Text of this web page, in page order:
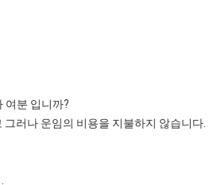
여분 입니까?
러나 운임의 비용을 지불하지 않습니다.